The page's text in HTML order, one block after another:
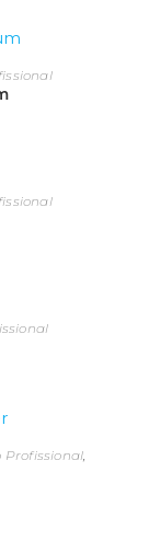
Profissional